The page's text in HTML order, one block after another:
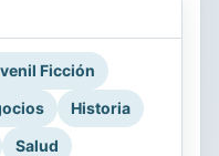
Ficción
Historia
Salud